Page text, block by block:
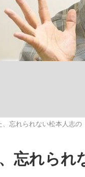
日本代表監督に...
言した“NPB聞...
忘れられない松本人志の
忘れられ